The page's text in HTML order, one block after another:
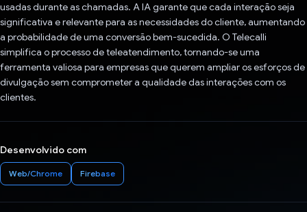
usadas durante as chamadas. A IA garante que cada interação seja
significativa e relevante para as necessidades do cliente, aumentando
a probabilidade de uma conversão bem-sucedida. O Telecalli
simplifica o processo de teleatendimento, tornando-se uma
ferramenta valiosa para empresas que querem ampliar os esforços de
divulgação sem comprometer a qualidade das interações com os
clientes.
Desenvolvido com
Web/Chrome Firebase